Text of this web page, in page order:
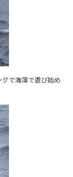
で海藻で遊び始め